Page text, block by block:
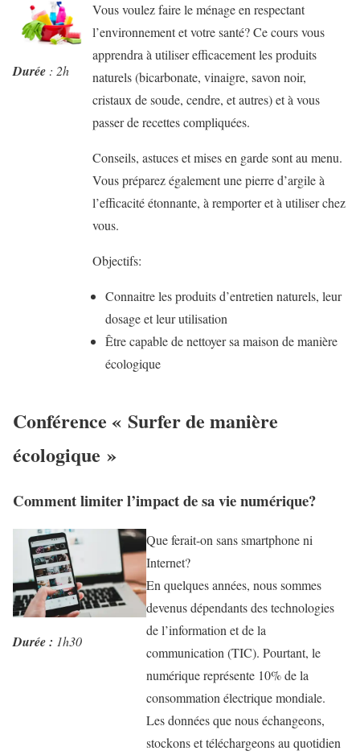
Durée : 2h
Vous voulez faire le ménage en respectant
l’environnement et votre santé? Ce cours vous
apprendra à utiliser efficacement les produits
naturels (bicarbonate, vinaigre, savon noir,
cristaux de soude, cendre, et autres) et à vous
passer de recettes compliquées.
Conseils, astuces et mises en garde sont au menu.
Vous préparez également une pierre d’argile à
l’efficacité étonnante, à remporter et à utiliser chez
vous.
Objectifs:
Connaitre les produits d’entretien naturels, leur
dosage et leur utilisation
Être capable de nettoyer sa maison de manière
écologique
Conférence « Surfer de manière
écologique »
Comment limiter l’impact de sa vie numérique?
Durée: 1h30
Que ferait-on sans smartphone ni
Internet?
En quelques années, nous sommes
devenus dépendants des technologies
de l’information et de la
communication (TIC). Pourtant, le
numérique représente 10% de la
consommation électrique mondiale.
Les données que nous échangeons,
stockons et téléchargeons au quotidien